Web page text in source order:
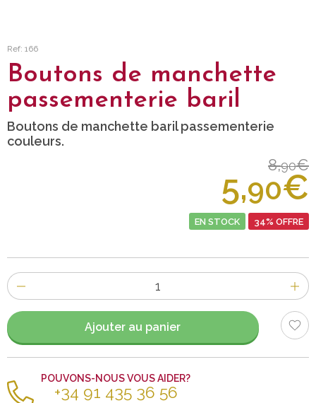
Ref: 166
Boutons de manchette
passementerie baril
Boutons de manchette baril passementerie
couleurs.
8,90€
5,90€
EN STOCK 34% OFFRE
Nombre
d'items
Ajouter au panier
POUVONS-NOUS VOUS AIDER?
+34 91 435 36 56